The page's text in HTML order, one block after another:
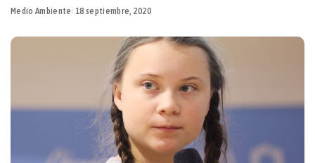
Medio Ambiente 18 septiembre, 2020